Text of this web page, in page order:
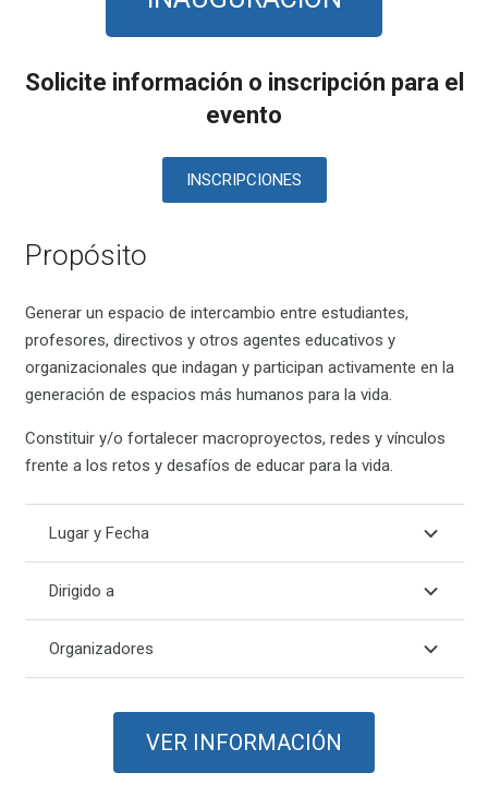
Solicite información o inscripción para el
evento
INSCRIPCIONES
Propósito
Generar un espacio de intercambio entre estudiantes,
profesores, directivos y otros agentes educativos y
organizacionales que indagan y participan activamente en la
generación de espacios más humanos para la vida.
Constituir y/o fortalecer macroproyectos, redes y vínculos
frente a los retos y desafíos de educar para la vida.
Lugar y Fecha
Dirigido a
Organizadores
VER INFORMACIÓN